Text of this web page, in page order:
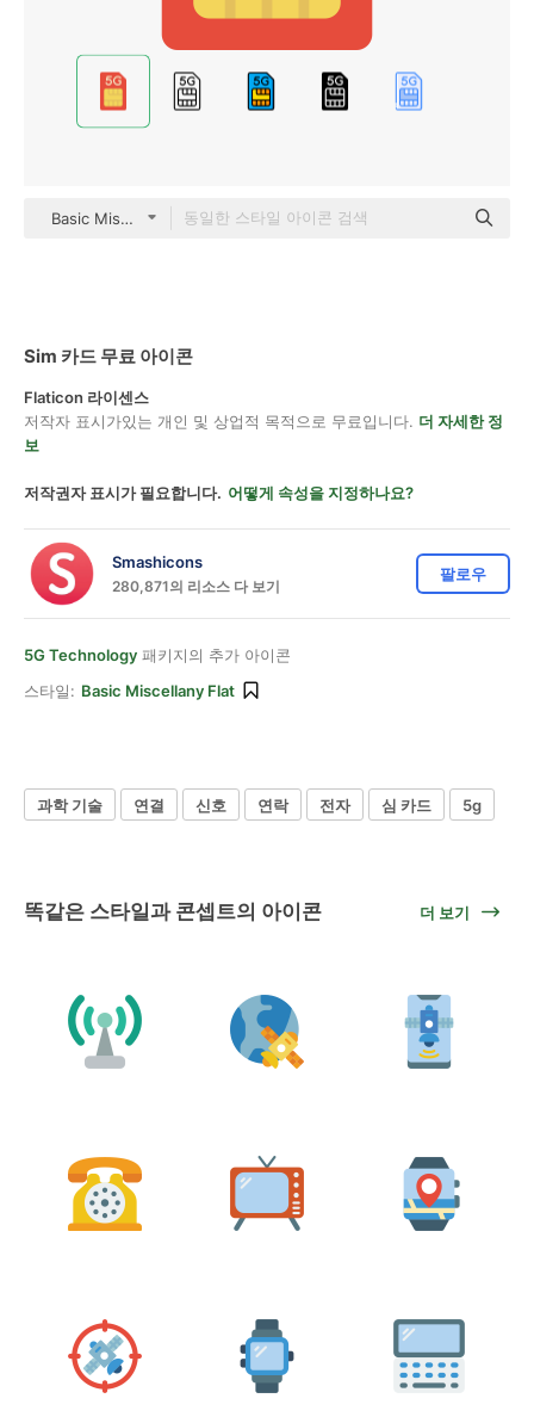
Basic Miscellany Flat
Sim 카드 무료 아이콘
Flaticon 라이센스
저작자 표시가있는 개인 및 상업적 목적으로 무료입니다. 더 자세한 정
보
저작권자 표시가 필요합니다. 어떻게 속성을 지정하나요?
Smashicons
280,871의 리소스 다 보기
팔로우
5G Technology 패키지의 추가 아이콘
스타일: Basic Miscellany Flat
과학 기술 연결 신호 연락 전자 심 카드 5g
똑같은 스타일과 콘셉트의 아이콘 더 보기